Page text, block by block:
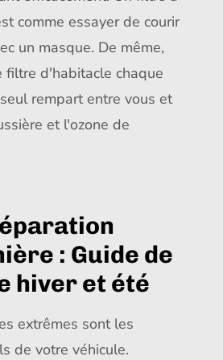
comme essayer de courir
un masque. De même,
filtre d'habitacle chaque
rempart entre vous et
et l'ozone de
: Guide de
hiver et été
extrêmes sont les
de votre véhicule.